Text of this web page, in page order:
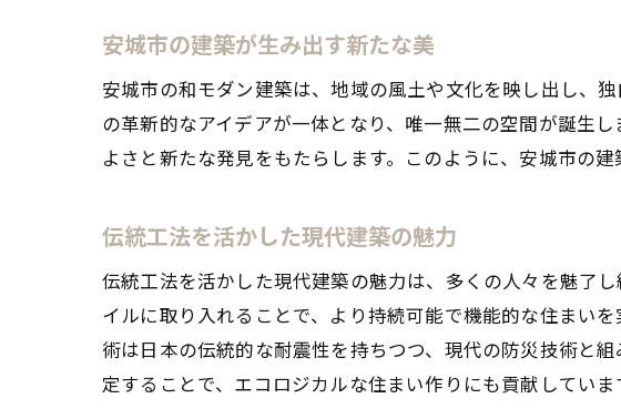
自然
安城市の建築が生み出す新たな美
安城市の和モダン建築は、地域の風土や文化を映し出し、
の革新的なアイデアが一体となり、唯一無二の空間が誕生
よさと新たな発見をもたらします。このように、安城市の
伝統工法を活かした現代建築の魅力
伝統工法を活かした現代建築の魅力は、多くの人々を魅了
イルに取り入れることで、より持続可能で機能的な住まい
術は日本の伝統的な耐震性を持ちつつ、現代の防災技術と
定することで、エコロジカルな住まい作りにも貢献していま